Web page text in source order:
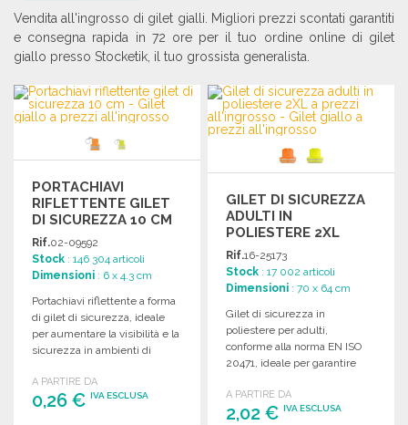
Vendita all'ingrosso di gilet gialli. Migliori prezzi scontati garantiti
e consegna rapida in 72 ore per il tuo ordine online di gilet
giallo presso Stocketik, il tuo grossista generalista.
PORTACHIAVI
RIFLETTENTE GILET
DI SICUREZZA 10 CM
Rif.02-09592
Stock : 146 304 articoli
Dimensioni : 6 x 4.3 cm
Portachiavi riflettente a forma
di gilet di sicurezza, ideale
per aumentare la visibilità e la
sicurezza in ambienti di
A PARTIRE DA
0,26 € IVA ESCLUSA
GILET DI SICUREZZA
ADULTI IN
POLIESTERE 2XL
Rif.16-25173
Stock : 17 002 articoli
Dimensioni : 70 x 64 cm
Gilet di sicurezza in
poliestere per adulti,
conforme alla norma EN ISO
20471, ideale per garantire
A PARTIRE DA
2,02 €IVA ESCLUSA